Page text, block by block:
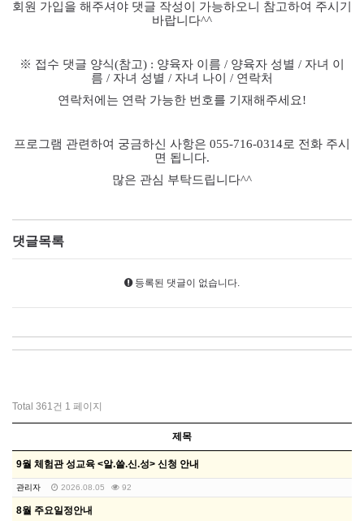
회원 가입을 해주셔야 댓글 작성이 가능하오니 참고하여 주시기
바랍니다^^
※ 접수 댓글 양식(참고) : 양육자 이름 / 양육자 성별 / 자녀 이
름 / 자녀 성별 / 자녀 나이 / 연락처
연락처에는 연락 가능한 번호를 기재해주세요!
프로그램 관련하여 궁금하신 사항은 055-716-0314로 전화 주시
면 됩니다.
많은 관심 부탁드립니다^^
댓글목록
등록된 댓글이 없습니다.
Total 361건 1 페이지
제목
9월 체험관 성교육 <알.쓸.신.성> 신청 안내
관리자 2026.08.05 92
8월 주요일정안내